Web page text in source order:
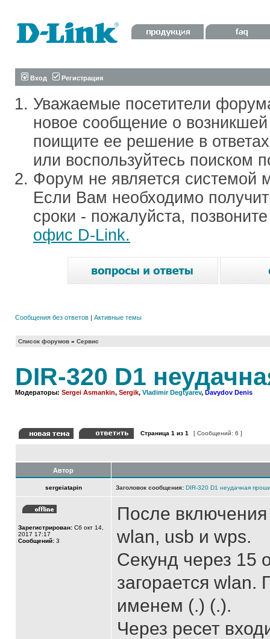
Вход Регистрация
Уважаемые посетители
новое сообщение о
поищите ее решение в
или воспользуйтесь поиском
Форум не является системой
Если Вам необходимо
сроки - пожалуйста,
офис D-Link.
Сообщения без ответов | Активные темы
Список форумов » Сервис
DIR-320 D1
Модераторы: Sergei Asmankin, Sergik, Vladimir Degtyarev, Davydov Denis
Страница 1 из 1 [ Сообщений: 6 ]
Автор
sergeiatapin Заголовок сообщения: DIR-320 D1 неудачная
Зарегистрирован: Сб окт 14,
2017 17:17
Сообщений: 3
После
wlan, usb и wps.
Секунд через 15
загорается wlan.
именем (.) (.).
Через ресет